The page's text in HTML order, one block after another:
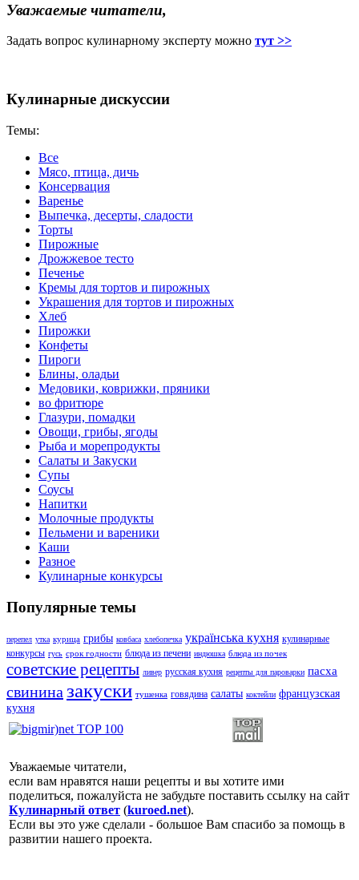
Уважаемые читатели,
Задать вопрос кулинарному эксперту можно тут >>
Кулинарные дискуссии
Темы:
Все
Мясо, птица, дичь
Консервация
Варенье
Выпечка, десерты, сладости
Торты
Пирожные
Дрожжевое тесто
Печенье
Кремы для тортов и пирожных
Украшения для тортов и пирожных
Хлеб
Пирожки
Конфеты
Пироги
Блины, оладьи
Медовики, коврижки, пряники
во фритюре
Глазури, помадки
Овощи, грибы, ягоды
Рыба и морепродукты
Салаты и Закуски
Супы
Соусы
Напитки
Молочные продукты
Пельмени и вареники
Каши
Разное
Кулинарные конкурсы
Популярные темы
перепел утка курица грибы ковбаса хлебопечка українська кухня кулинарные
конкурсы гусь срок годности блюда из печени индюшка блюда из почек
советские рецепты ливер русская кухня рецепты для пароварки пасха
свинина закуски тушенка говядина салаты коктейли французская
кухня
Уважаемые читатели,
если вам нравятся наши рецепты и вы хотите ими
поделиться, пожалуйста не забудьте поставить ссылку на сайт
Кулинарный ответ (kuroed.net).
Если вы это уже сделали - большое Вам спасибо за помощь в
развитии нашего проекта.